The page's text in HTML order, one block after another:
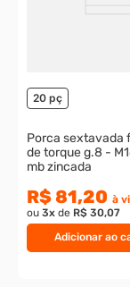
Adicionar ao
20 pç
Porca sextavada
de torque g.8 - M16-1,50 -
mb zincada
R$ 81,20 à
ou 3x de R$ 30,07